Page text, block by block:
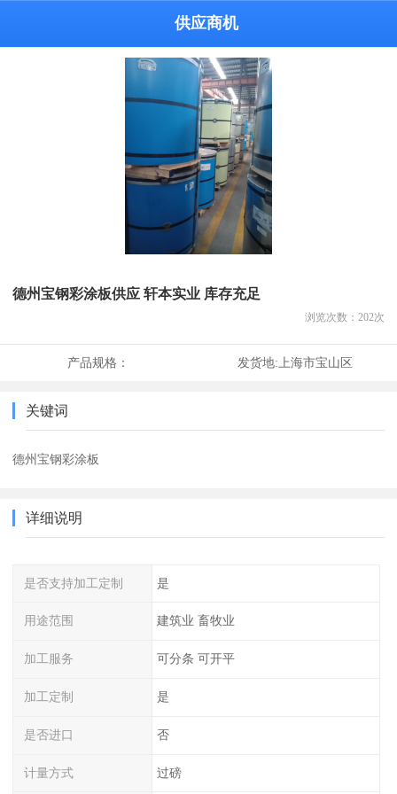
供应商机
德州宝钢彩涂板供应 轩本实业 库存充足
浏览次数： 202次
产品规格： 发货地:上海市宝山区
关键词
德州宝钢彩涂板
详细说明
是否支持加工定制 是
用途范围 建筑业 畜牧业
加工服务 可分条 可开平
加工定制 是
是否进口 否
计量方式 过磅